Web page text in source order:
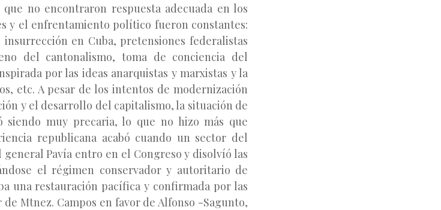
no encontraron respuesta adecuada en los
y el enfrentamiento político fueron constantes:
en Cuba, pretensiones federalistas
del cantonalismo, toma de conciencia del
por las ideas anarquistas y marxistas y la
etc. A pesar de los intentos de modernización
y el desarrollo del capitalismo, la situación de
siendo muy precaria, lo que no hizo más que
republicana acabó cuando un sector del
Pavía entro en el Congreso y disolvíó las
el régimen conservador y autoritario de
una restauración pacífica y confirmada por las
Mtnez. Campos en favor de Alfonso -Sagunto,